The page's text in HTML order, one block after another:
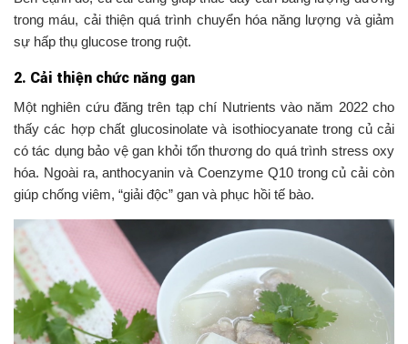
trong máu, cải thiện quá trình chuyển hóa năng lượng và giảm
sự hấp thụ glucose trong ruột.
2. Cải thiện chức năng gan
Một nghiên cứu đăng trên tạp chí Nutrients vào năm 2022 cho
thấy các hợp chất glucosinolate và isothiocyanate trong củ cải
có tác dụng bảo vệ gan khỏi tổn thương do quá trình stress oxy
hóa. Ngoài ra, anthocyanin và Coenzyme Q10 trong củ cải còn
giúp chống viêm, “giải độc” gan và phục hồi tế bào.